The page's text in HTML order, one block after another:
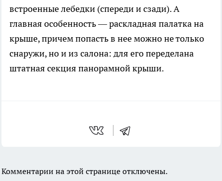
встроенные лебедки (спереди и сзади). А
главная особенность — раскладная палатка на
крыше, причем попасть в нее можно не только
снаружи, но и из салона: для его переделана
штатная секция панорамной крыши.
Комментарии на этой странице отключены.